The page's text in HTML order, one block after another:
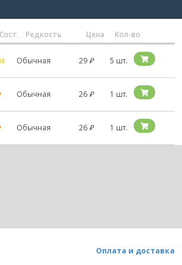
Сост. Редкость Цена Кол-во
Обычная 29₽ 5 шт.
Обычная 26₽ 1 шт.
Обычная 26₽ 1 шт.
Оплата и доставка